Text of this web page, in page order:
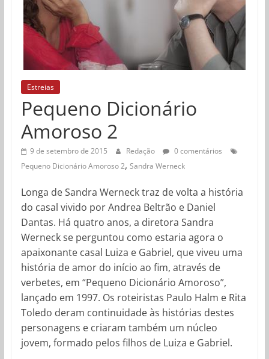
Estreias
Pequeno Dicionário
Amoroso 2
9 de setembro de 2015 Redação
0 comentários
Pequeno Dicionário Amoroso 2, Sandra Werneck
Longa de Sandra Werneck traz de volta a história
do casal vivido por Andrea Beltrão e Daniel
Dantas. Há quatro anos, a diretora Sandra
Werneck se perguntou como estaria agora o
apaixonante casal Luiza e Gabriel, que viveu uma
história de amor do início ao fim, através de
verbetes, em “Pequeno Dicionário Amoroso”,
lançado em 1997. Os roteiristas Paulo Halm e Rita
Toledo deram continuidade às histórias destes
personagens e criaram também um núcleo
jovem, formado pelos filhos de Luiza e Gabriel.